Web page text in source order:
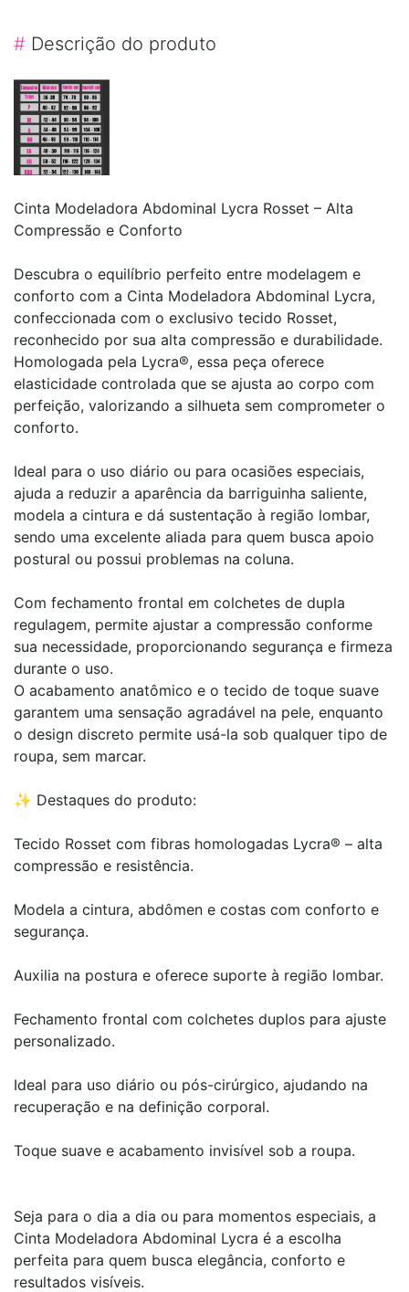
# Descrição do produto
Cinta Modeladora Abdominal Lycra Rosset – Alta
Compressão e Conforto
Descubra o equilíbrio perfeito entre modelagem e
conforto com a Cinta Modeladora Abdominal Lycra,
confeccionada com o exclusivo tecido Rosset,
reconhecido por sua alta compressão e durabilidade.
Homologada pela Lycra®, essa peça oferece
elasticidade controlada que se ajusta ao corpo com
perfeição, valorizando a silhueta sem comprometer o
conforto.
Ideal para o uso diário ou para ocasiões especiais,
ajuda a reduzir a aparência da barriguinha saliente,
modela a cintura e dá sustentação à região lombar,
sendo uma excelente aliada para quem busca apoio
postural ou possui problemas na coluna.
Com fechamento frontal em colchetes de dupla
regulagem, permite ajustar a compressão conforme
sua necessidade, proporcionando segurança e firmeza
durante o uso.
O acabamento anatômico e o tecido de toque suave
garantem uma sensação agradável na pele, enquanto
o design discreto permite usá-la sob qualquer tipo de
roupa, sem marcar.
✨ Destaques do produto:
Tecido Rosset com fibras homologadas Lycra® – alta
compressão e resistência.
Modela a cintura, abdômen e costas com conforto e
segurança.
Auxilia na postura e oferece suporte à região lombar.
Fechamento frontal com colchetes duplos para ajuste
personalizado.
Ideal para uso diário ou pós-cirúrgico, ajudando na
recuperação e na definição corporal.
Toque suave e acabamento invisível sob a roupa.
Seja para o dia a dia ou para momentos especiais, a
Cinta Modeladora Abdominal Lycra é a escolha
perfeita para quem busca elegância, conforto e
resultados visíveis.